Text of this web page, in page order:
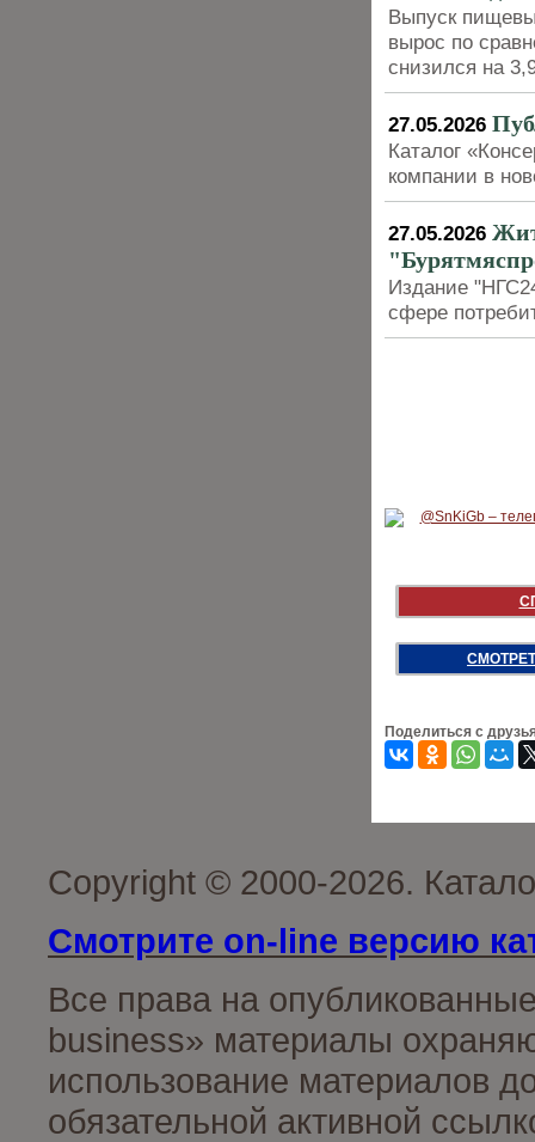
Выпуск
вырос по
снизился на
27.05.2026
Каталог
компании в
27.05.2026
Издание
сфере
Поделиться с
Copyright © 2000-2026.
Смотрите on-line версию
Все права на
business» материалы
использование материалов
обязательной активной